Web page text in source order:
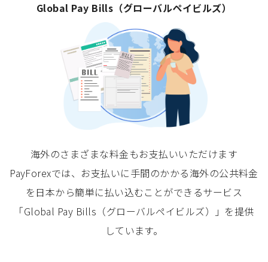
Global Pay Bills（グローバルペイビルズ）
海外のさまざまな料金もお支払いいただけます
PayForexでは、お支払いに手間のかかる海外の公共料金
を日本から簡単に払い込むことができるサービス
「Global Pay Bills（グローバルペイビルズ）」を提供
しています。